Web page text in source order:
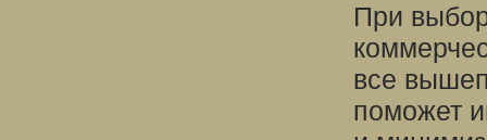
При
все
поможет